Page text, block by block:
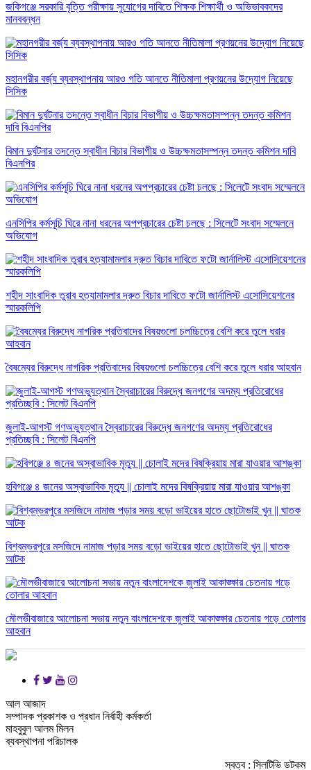
জকিগঞ্জে সরকারি বৃত্তি পরীক্ষায় সুযোগের দাবিতে শিক্ষক শিক্ষার্থী ও অভিভাবকদের
মানববন্ধন
মহানগরীর বর্জ্য ব্যবস্থাপনায় আরও গতি আনতে নীতিমালা প্রণয়নের উদ্যোগ নিয়েছে
সিসিক
বিমান দুর্ঘটনার তদন্তে স্বাধীন বিচার বিভাগীয় ও উচ্চক্ষমতাসম্পন্ন তদন্ত কমিশন দাবি
বিএনপির
এনসিপির কর্মসূচি ঘিরে নানা ধরনের অপপ্রচারের চেষ্টা চলছে : সিলেটে সংবাদ সম্মেলনে
অভিযোগ
শহীদ সাংবাদিক তুরাব হত্যামামলার দ্রুত বিচার দাবিতে ফটো জার্নালিস্ট এসোসিয়েশনের
স্মারকলিপি
বৈষম্যের বিরুদ্ধে নাগরিক প্রতিবাদের বিষয়গুলো চলচ্চিত্রে বেশি করে তুলে ধরার আহবান
জুলাই-আগস্ট গণঅভ্যুত্থান স্বৈরাচারের বিরুদ্ধে জনগণের অদম্য প্রতিরোধের
প্রতিচ্ছবি : সিলেট বিএনপি
হবিগঞ্জে ৪ জনের অস্বাভাবিক মৃত্যু || চোলাই মদের বিষক্রিয়ায় মারা যাওয়ার আশঙ্কা
বিশ্বম্ভরপুরে মসজিদে নামাজ পড়ার সময় বড়ো ভাইয়ের হাতে ছোটোভাই খুন || ঘাতক
আটক
মৌলভীবাজারে আলোচনা সভায় নতুন বাংলাদেশকে জুলাই আকাঙ্ক্ষার চেতনায় গড়ে তোলার
আহবান
আল আজাদ
সম্পাদক প্রকাশক ও প্রধান নির্বাহী কর্মকর্তা
মাহবুবুল আলম মিলন
ব্যবস্থাপনা পরিচালক
স্বত্ব : সিলটিভি ডটকম